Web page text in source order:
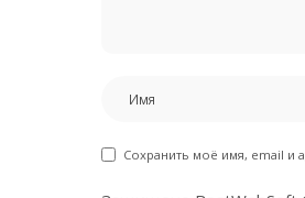
Сохранить моё имя, email и